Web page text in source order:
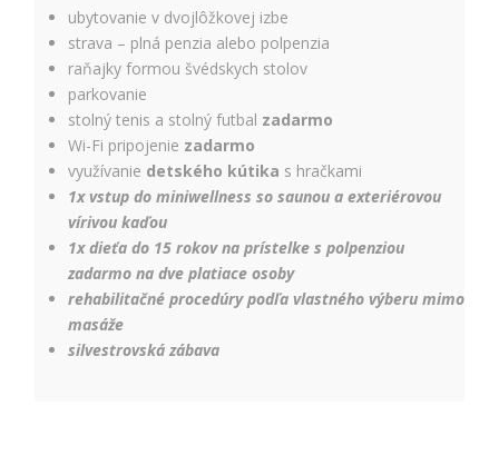
ubytovanie v dvojlôžkovej izbe
strava – plná penzia alebo polpenzia
raňajky formou švédskych stolov
parkovanie
stolný tenis a stolný futbal zadarmo
Wi-Fi pripojenie zadarmo
využívanie detského kútika s hračkami
1x vstup do miniwellness so saunou a exteriérovou
vírivou kaďou
1x dieťa do 15 rokov na prístelke s polpenziou
zadarmo na dve platiace osoby
rehabilitačné procedúry podľa vlastného výberu mimo
masáže
silvestrovská zábava
cookies na
zobrazovanie
relevantnej
reklamy a meranie
úspešnosti našich
reklamných
kampaní. Tieto
cookies môžu byť
nastavené aj
partnermi, ako je
Google. Účel:
zobrazovanie
personalizovaných
reklám; Právny
základ: súhlas
návštevníka